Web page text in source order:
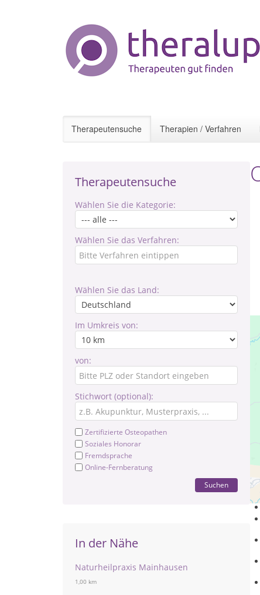
Therapeutensuche Therapien / Verfahren
Therapeutensuche
Wählen Sie die Kategorie:
Wählen Sie das Verfahren:
Wählen Sie das Land:
Im Umkreis von:
von:
Stichwort (optional):
Zertifizierte Osteopathen
Soziales Honorar
Fremdsprache
Online-Fernberatung
Suchen
In der Nähe
Naturheilpraxis Mainhausen
1,00 km